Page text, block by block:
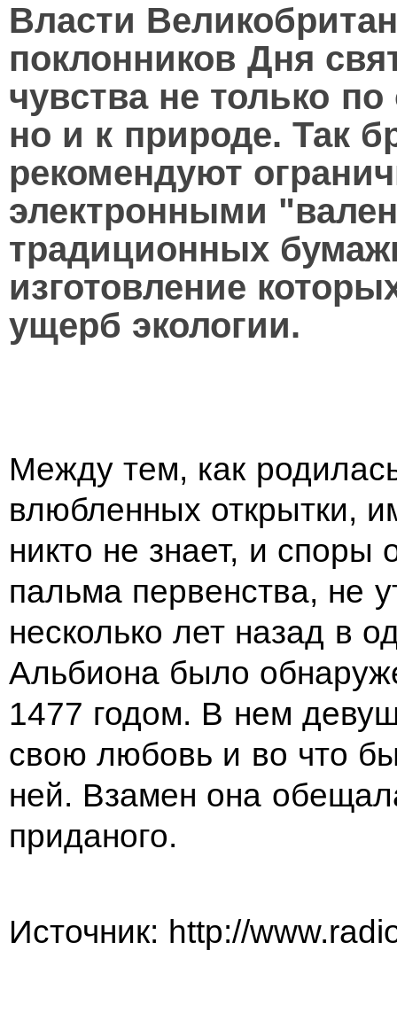
Власти
поклонников Дня
чувства не только
но и к природе. Так
рекомендуют
электронными
традиционных
изготовление
ущерб экологии.
Между тем, как
влюбленных открытки,
никто не знает, и
пальма первенства, не
несколько лет назад в
Альбиона было
1477 годом. В нем
свою любовь и во что
ней. Взамен она
приданого.
Источник: http://